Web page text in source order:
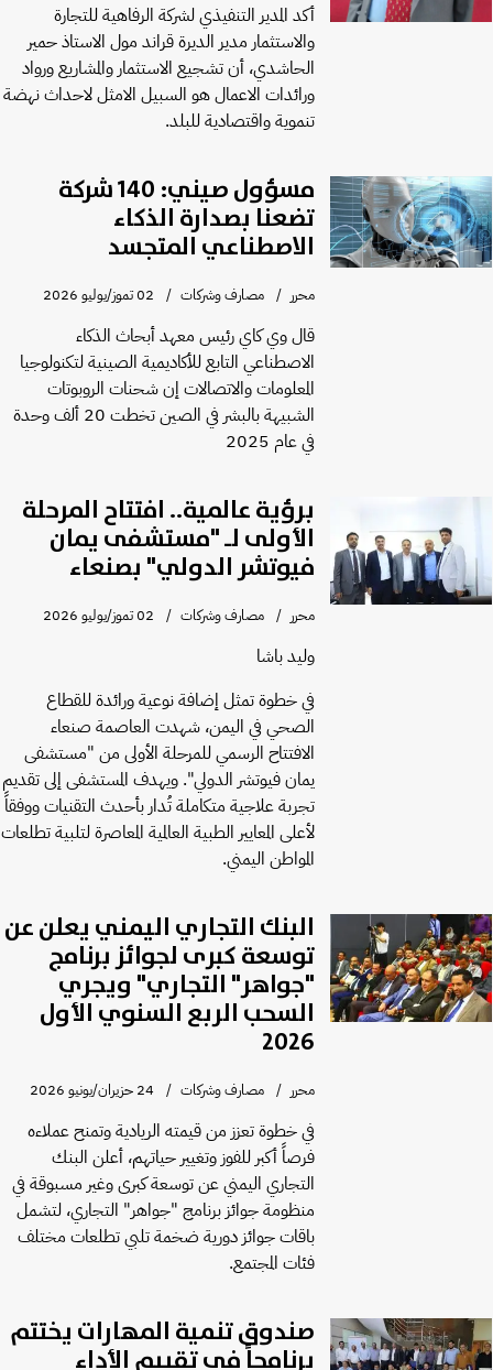
أكد المدير التنفيذي لشركة الرفاهية للتجارة
والاستثمار مدير الديرة قراند مول الاستاذ حمير
الحاشدي، أن تشجيع الاستثمار والمشاريع ورواد
ورائدات الاعمال هو السبيل الامثل لاحداث نهضة
تنموية واقتصادية للبلد.
مسؤول صيني: 140 شركة
تضعنا بصدارة الذكاء
الاصطناعي المتجسد
محرر مصارف وشركات 02 تموز/يوليو 2026
قال وي كاي رئيس معهد أبحاث الذكاء
الاصطناعي التابع للأكاديمية الصينية لتكنولوجيا
المعلومات والاتصالات إن شحنات الروبوتات
الشبيهة بالبشر في الصين تخطت 20 ألف وحدة
في عام 2025
برؤية عالمية.. افتتاح المرحلة
الأولى لـ "مستشفى يمان
فيوتشر الدولي" بصنعاء
محرر مصارف وشركات 02 تموز/يوليو 2026
وليد باشا
في خطوة تمثل إضافة نوعية ورائدة للقطاع
الصحي في اليمن، شهدت العاصمة صنعاء
الافتتاح الرسمي للمرحلة الأولى من "مستشفى
يمان فيوتشر الدولي". ويهدف المستشفى إلى تقديم
تجربة علاجية متكاملة تُدار بأحدث التقنيات ووفقاً
لأعلى المعايير الطبية العالمية المعاصرة لتلبية تطلعات
المواطن اليمني.
البنك التجاري اليمني يعلن عن
توسعة كبرى لجوائز برنامج
"جواهر" التجاري" ويجري
السحب الربع السنوي الأول
2026
محرر مصارف وشركات 24 حزيران/يونيو 2026
في خطوة تعزز من قيمته الريادية وتمنح عملاءه
فرصاً أكبر للفوز وتغيير حياتهم، أعلن البنك
التجاري اليمني عن توسعة كبرى وغير مسبوقة في
منظومة جوائز برنامج "جواهر" التجاري، لتشمل
باقات جوائز دورية ضخمة تلبي تطلعات مختلف
فئات المجتمع.
صندوق تنمية المهارات يختتم
برنامجاً في تقييم الأداء